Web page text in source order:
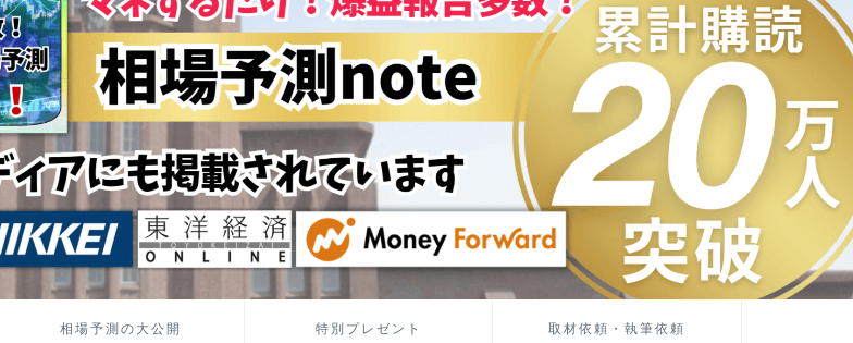
相場予測の大公開 特別プレゼント 取材依頼・執筆依頼